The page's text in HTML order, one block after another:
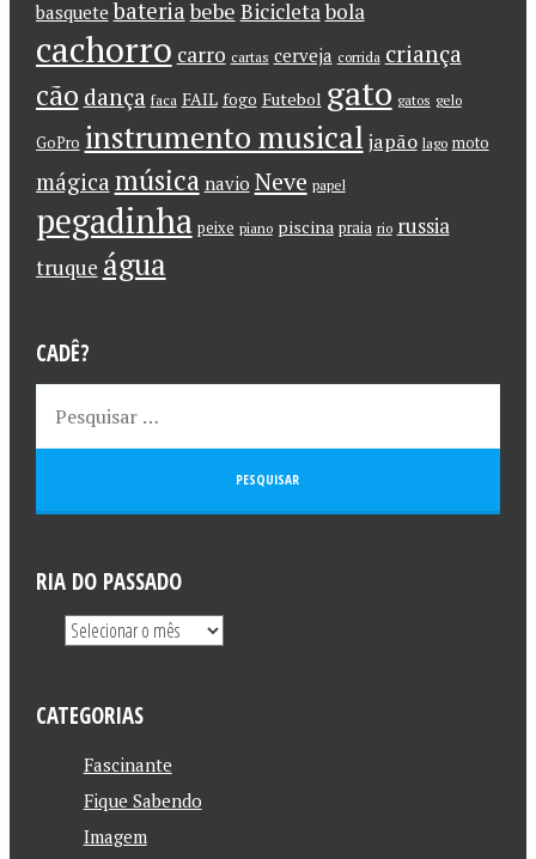
basquete bateriabebe Bicicletabola
cachorro carro cartas cerveja corrida criança
cão dança faca FAIL fogo Futebol gato gatos gelo
GoPro instrumento musical japão lago moto
mágica música navio Neve papel
pegadinha peixe piano piscina praia rio russia
truque água
CADÊ?
RIA DO PASSADO
CATEGORIAS
Fascinante
Fique Sabendo
Imagem